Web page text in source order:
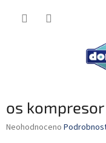
os kompresor
Průměrné
Neohodnoceno